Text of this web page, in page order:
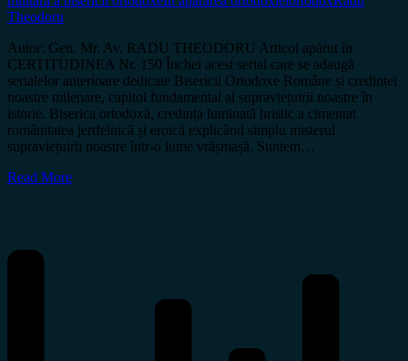
Theodoru
Autor: Gen. Mr. Av. RADU THEODORU Articol apărut în
CERTITUDINEA Nr. 150 Închei acest serial care se adaugă
serialelor anterioare dedicate Bisericii Ortodoxe Române și credinței
noastre milenare, capitol fundamental al supraviețuirii noastre în
istorie. Biserica ortodoxă, credința luminată hristic a cimentat
românitatea jertfelnică și eroică explicând simplu misterul
supraviețuirii noastre într-o lume vrășmașă. Suntem…
Read More